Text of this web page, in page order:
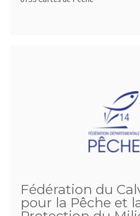
Fédération du
pour la Pêche et